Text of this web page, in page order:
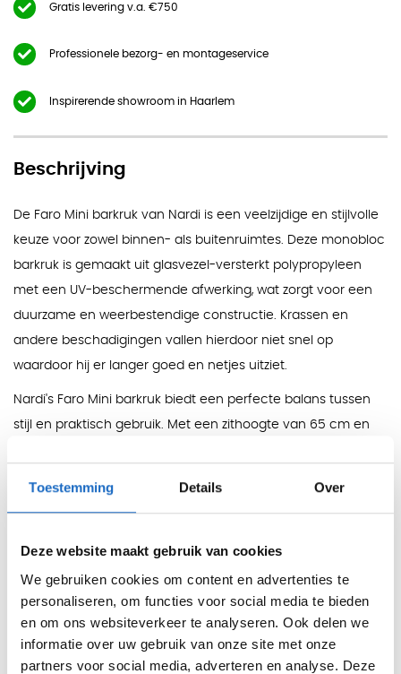
Toestemming Details Over
Deze website maakt gebruik van cookies
We gebruiken cookies om content en advertenties te
personaliseren, om functies voor social media te bieden
en om ons websiteverkeer te analyseren. Ook delen we
informatie over uw gebruik van onze site met onze
partners voor social media, adverteren en analyse. Deze
Gratis levering v.a. €750
Professionele bezorg- en montageservice
Inspirerende showroom in Haarlem
Beschrijving
De Faro Mini barkruk van Nardi is een veelzijdige en stijlvolle
keuze voor zowel binnen- als buitenruimtes. Deze monobloc
barkruk is gemaakt uit glasvezel-versterkt polypropyleen
met een UV-beschermende afwerking, wat zorgt voor een
duurzame en weerbestendige constructie. Krassen en
andere beschadigingen vallen hierdoor niet snel op
waardoor hij er langer goed en netjes uitziet.
Nardi's Faro Mini barkruk biedt een perfecte balans tussen
stijl en praktisch gebruik. Met een zithoogte van 65 cm en
afwerking geven de kruk een moderne uitstraling, terwijl de
Bianco, Antracite, Rosso en Tortora – ervoor zorgt dat hij
moeiteloos in elke buitenomgeving past.
Het lichte gewicht van 4 kg en het stapelbare ontwerp
maken de Nardi Faro Mini gemakkelijk te verplaatsen en op
te bergen. De antislip poten zorgen voor extra stabiliteit op